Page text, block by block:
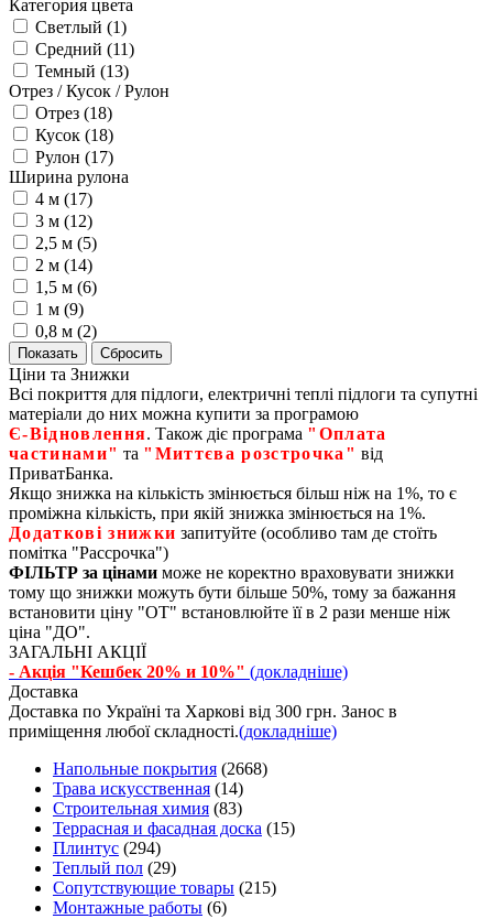
Категория цвета
Светлый (1)
Средний (11)
Темный (13)
Отрез / Кусок / Рулон
Отрез (18)
Кусок (18)
Рулон (17)
Ширина рулона
4 м (17)
3 м (12)
2,5 м (5)
2 м (14)
1,5 м (6)
1 м (9)
0,8 м (2)
Ціни та Знижки
Всі покриття для підлоги, електричні теплі підлоги та супутні
матеріали до них можна купити за програмою
Є‑Відновлення. Також діє програма "Оплата
частинами" та "Миттєва розстрочка" від
ПриватБанка.
Якщо знижка на кількість змінюється більш ніж на 1%, то є
проміжна кількість, при якій знижка змінюється на 1%.
Додаткові знижки запитуйте (особливо там де стоїть
помітка "Рассрочка")
ФІЛЬТР за цінами може не коректно враховувати знижки
тому що знижки можуть бути більше 50%, тому за бажання
встановити ціну "ОТ" встановлюйте її в 2 рази менше ніж
ціна "ДО".
ЗАГАЛЬНІ АКЦІЇ
- Акція "Кешбек 20% и 10%" (докладніше)
Доставка
Доставка по Україні та Харкові від 300 грн. Занос в
приміщення любої складності.(докладніше)
Напольные покрытия (2668)
Трава искусственная (14)
Строительная химия (83)
Террасная и фасадная доска (15)
Плинтус (294)
Теплый пол (29)
Сопутствующие товары (215)
Монтажные работы (6)